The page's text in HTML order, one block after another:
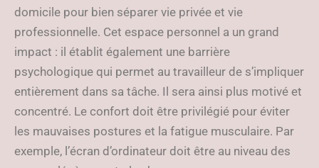
domicile pour bien séparer vie privée et vie
professionnelle. Cet espace personnel a un grand
impact : il établit également une barrière
psychologique qui permet au travailleur de s’impliquer
entièrement dans sa tâche. Il sera ainsi plus motivé et
concentré. Le confort doit être privilégié pour éviter
les mauvaises postures et la fatigue musculaire. Par
exemple, l’écran d’ordinateur doit être au niveau des